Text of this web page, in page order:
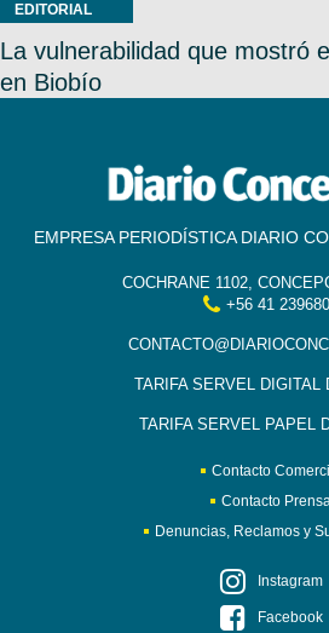
EDITORIAL
La vulnerabilidad que mostró
en Biobío
EMPRESA PERIODÍSTICA DIARIO
COCHRANE 1102,
+56 41
TARIFA SERVEL DIGITAL
TARIFA SERVEL PAPEL
Contacto
Contacto
Denuncias, Reclamos y
Instagram
Facebook